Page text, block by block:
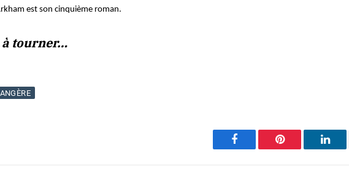
est son cinquième roman.
à tourner…
Facebook Pinterest